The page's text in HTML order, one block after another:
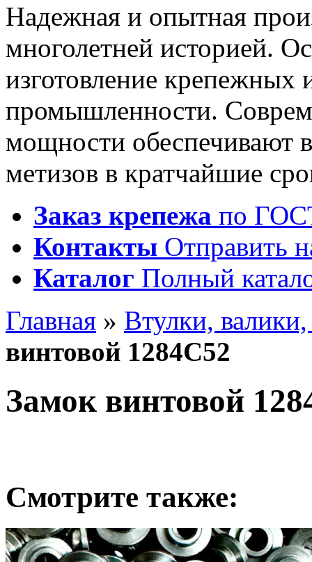
Надежная и опытная
многолетней историей.
изготовление крепежных
промышленности.
мощности обеспечивают
метизов в кратчайшие
Заказ крепежа по
Контакты Отправить
Каталог Полный
Главная » Втулки,
винтовой 1284С52
Замок винтовой
Смотрите также: